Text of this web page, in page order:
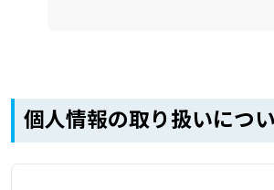
個人情報の取り扱いにつ